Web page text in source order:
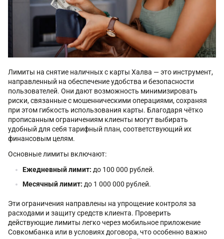
Лимиты на снятие наличных с карты Халва — это инструмент,
направленный на обеспечение удобства и безопасности
пользователей. Они дают возможность минимизировать
риски, связанные с мошенническими операциями, сохраняя
при этом гибкость использования карты. Благодаря чётко
прописанным ограничениям клиенты могут выбирать
удобный для себя тарифный план, соответствующий их
финансовым целям.
Основные лимиты включают:
Ежедневный лимит: до 100 000 рублей.
Месячный лимит: до 1 000 000 рублей.
Эти ограничения направлены на упрощение контроля за
расходами и защиту средств клиента. Проверить
действующие лимиты легко через мобильное приложение
Совкомбанка или в условиях договора, что особенно важно